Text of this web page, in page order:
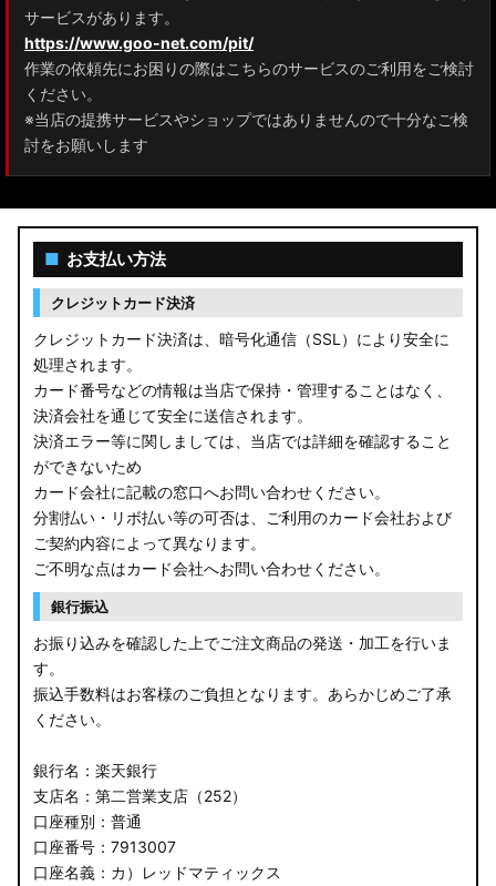
M900A/M910A ルーミー
A200A/A210A ライズ
E52 エルグランド
T32 エクストレイル
C28 セレナ
B21A デイズルークス
E13 ノート
E12 ノート
B44A/B45A B47A/B48A ルークス ハイウェイスター
JF3/4 N-BOX カスタム
JH3/4 N-WGN
JH1/2 N-WGN
RT5/6 RW1/2 CR-V
RU3/4 ヴェゼル
JW5 S660
サービスがあります。
https://www.goo-net.com/pit/
作業の依頼先にお困りの際はこちらのサービスのご利用をご検討
ください。
※当店の提携サービスやショップではありませんので十分なご検
討をお願いします
■ お支払い方法
クレジットカード決済
クレジットカード決済は、暗号化通信（SSL）により安全に
処理されます。
カード番号などの情報は当店で保持・管理することはなく、
決済会社を通じて安全に送信されます。
決済エラー等に関しましては、当店では詳細を確認すること
ができないため
カード会社に記載の窓口へお問い合わせください。
分割払い・リボ払い等の可否は、ご利用のカード会社および
ご契約内容によって異なります。
ご不明な点はカード会社へお問い合わせください。
銀行振込
お振り込みを確認した上でご注文商品の発送・加工を行いま
す。
振込手数料はお客様のご負担となります。あらかじめご了承
ください。
銀行名：楽天銀行
支店名：第二営業支店（252）
口座種別：普通
口座番号：7913007
口座名義：カ）レッドマティックス